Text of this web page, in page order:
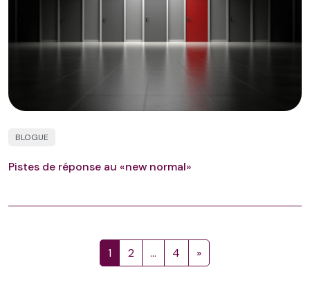
BLOGUE
Pistes de réponse au «new normal»
1 2 … 4 »